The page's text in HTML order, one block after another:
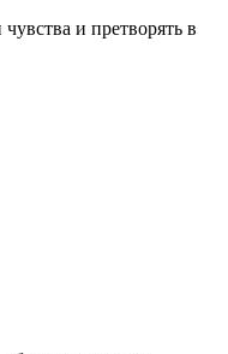
и претворять в